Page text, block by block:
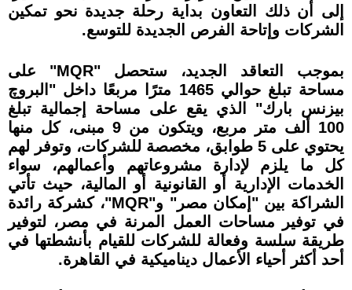
إلى أن ذلك التعاون بداية رحلة جديدة نحو تمكين
الشركات وإتاحة الفرص الجديدة للتوسع.
بموجب التعاقد الجديد، ستحصل "MQR" على
مساحة تبلغ حوالي 1465 مترًا مربعًا داخل "البروچ
بيزنس بارك" الذي يقع على مساحة إجمالية تبلغ
100 ألف متر مربع، ويتكون من 9 مبنى، كل منها
يحتوي على 5 طوابق، مخصصة للشركات، وتوفر لهم
كل ما يلزم لإدارة مشروعاتهم وأعمالهم، سواء
الخدمات الإدارية أو القانونية أو المالية، حيث تأتي
الشراكة بين "إمكان مصر" و"MQR"، كشركة رائدة
في توفير مساحات العمل المرنة في مصر، لتوفير
طريقة سلسة وفعالة للشركات للقيام بأنشطتها في
أحد أكثر أحياء الأعمال ديناميكية في القاهرة.